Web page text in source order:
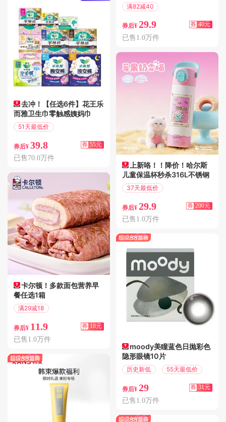
去冲！【任选6件】花王乐
而雅卫生巾零触感姨妈巾
51天最低价
券后¥ 39.8 券 55元
已售70.0万件
卡尔顿！多款面包营养早
餐任选1箱
满29减18
券后¥ 11.9 券 18元
已售1.0万件
满82减40
券后¥ 29.9 券 40元
已售1.0万件
上新咯！！降价！哈尔斯
儿童保温杯秒杀316L不锈钢
37天最低价
券后¥ 29.9 券 200元
已售1.0万件
moody美瞳蓝色日抛彩色
隐形眼镜10片
历史新低 55天最低价
券后¥ 29 券 31元
已售1.0万件